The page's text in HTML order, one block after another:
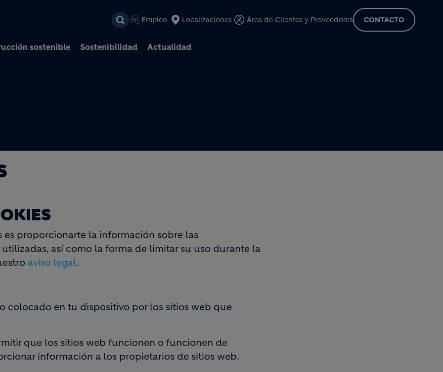
Pasar al contenido principal
Empleo Localizaciones Área de Clientes y Proveedores CONTACTO
sostenible Sostenibilidad Actualidad
proporcionarte la información sobre las
así como la forma de limitar su uso durante la
aviso legal.
colocado en tu dispositivo por los sitios web que
que los sitios web funcionen o funcionen de
información a los propietarios de sitios web.